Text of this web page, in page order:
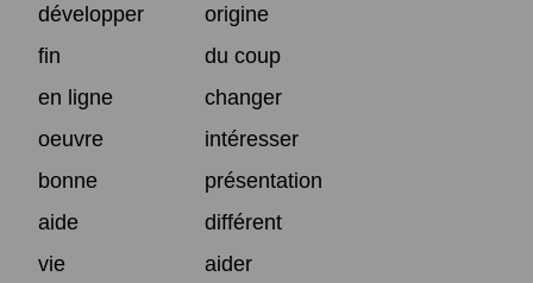
développer
origine
fin
du coup
en ligne
changer
oeuvre
intéresser
bonne
présentation
aide
différent
vie
aider